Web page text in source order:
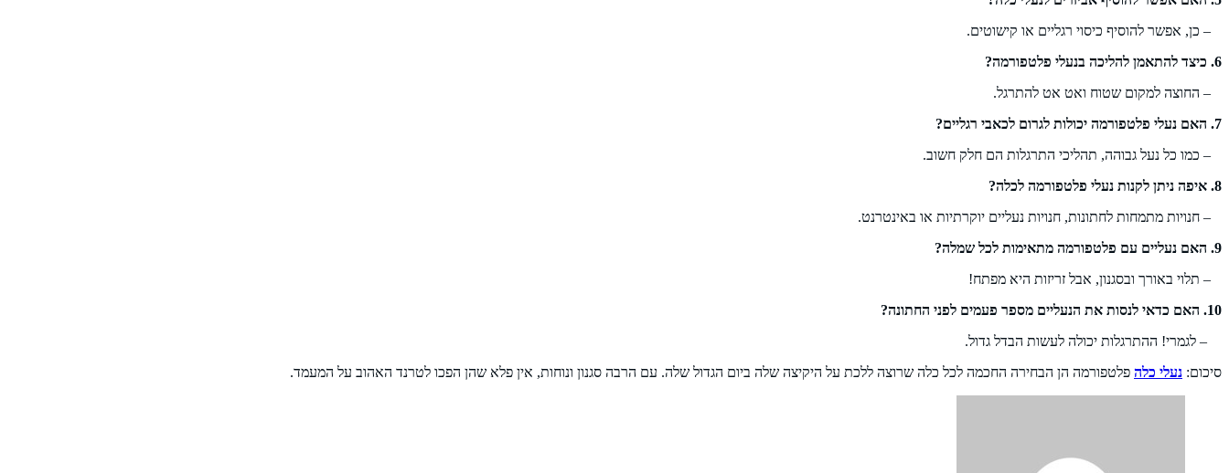
– כן, אפשר להוסיף כיסוי רגליים או קישוטים.
6. כיצד להתאמן להליכה בנעלי פלטפורמה?
– החוצה למקום שטוח ואט אט להתרגל.
7. האם נעלי פלטפורמה יכולות לגרום לכאבי רגליים?
– כמו כל נעל גבוהה, תהליכי התרגלות הם חלק חשוב.
8. איפה ניתן לקנות נעלי פלטפורמה לכלה?
– חנויות מתמחות לחתונות, חנויות נעליים יוקרתיות או באינטרנט.
9. האם נעליים עם פלטפורמה מתאימות לכל שמלה?
– תלוי באורך ובסגנון, אבל זריזות היא מפתח!
10. האם כדאי לנסות את הנעליים מספר פעמים לפני החתונה?
– לגמרי! ההתרגלות יכולה לעשות הבדל גדול.
סיכום: נעלי כלה פלטפורמה הן הבחירה החכמה לכל כלה שרוצה ללכת על היקיצה שלה ביום הגדול שלה. עם הרבה סגנון ונוחות, אין פלא שהן הפכו לטרנד האהוב על המעמד.